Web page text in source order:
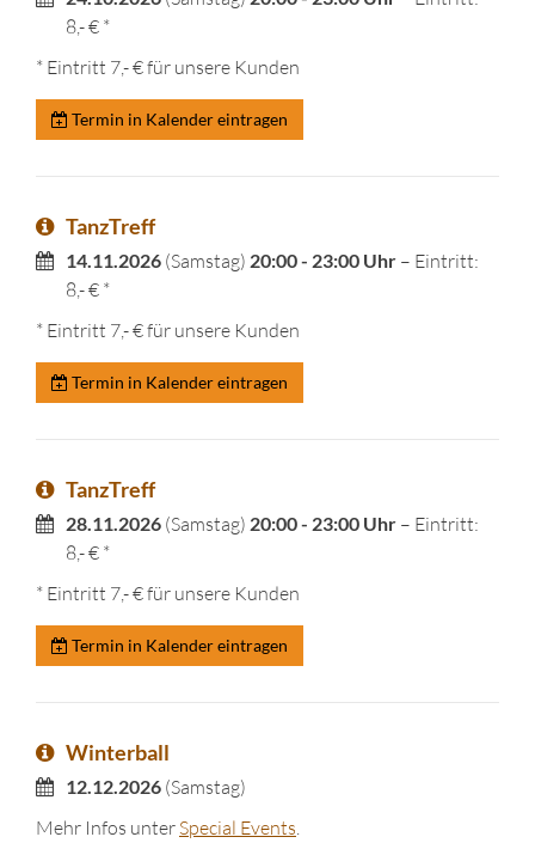
8,- € *
* Eintritt 7,- € für unsere Kunden
Termin in Kalender eintragen
TanzTreff
14.11.2026 (Samstag) 20:00 - 23:00 Uhr – Eintritt:
8,- € *
* Eintritt 7,- € für unsere Kunden
Termin in Kalender eintragen
TanzTreff
28.11.2026 (Samstag) 20:00 - 23:00 Uhr – Eintritt:
8,- € *
* Eintritt 7,- € für unsere Kunden
Termin in Kalender eintragen
Winterball
12.12.2026 (Samstag)
Mehr Infos unterSpecial Events.